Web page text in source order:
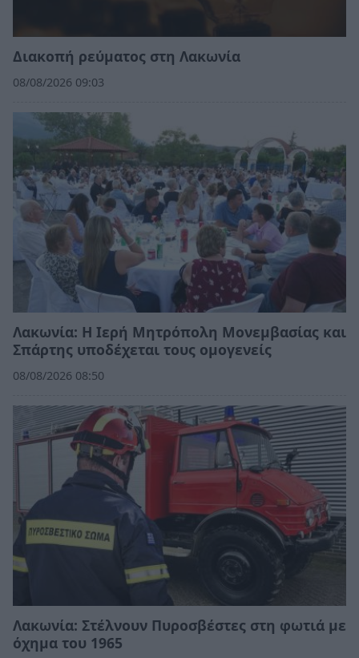
Διακοπή ρεύματος στη Λακωνία
08/08/2026 09:03
Λακωνία: Η Ιερή Μητρόπολη Μονεμβασίας και
Σπάρτης υποδέχεται τους ομογενείς
08/08/2026 08:50
Λακωνία: Στέλνουν Πυροσβέστες στη φωτιά με
όχημα του 1965